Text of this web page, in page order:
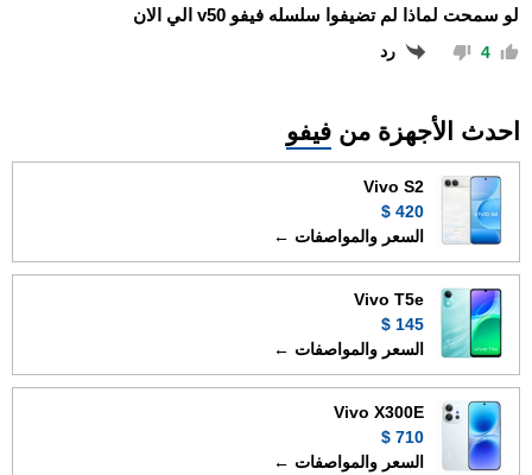
لو سمحت لماذا لم تضيفوا سلسله فيفو v50 الي الان
4 رد
احدث الأجهزة من فيفو
Vivo S2
420 $
السعر والمواصفات ←
Vivo T5e
145 $
السعر والمواصفات ←
Vivo X300E
710 $
السعر والمواصفات ←